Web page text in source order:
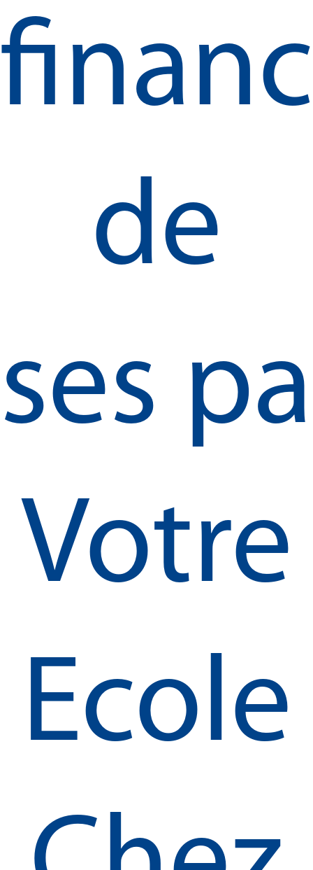
de
ses
Votre
Ecole